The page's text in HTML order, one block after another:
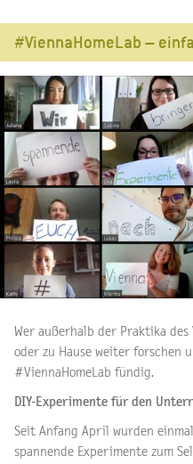
#ViennaHomeLab –
Wer außerhalb der Praktika des
oder zu Hause weiter forschen
#ViennaHomeLab fündig.
DIY-Experimente für den
Seit Anfang April wurden
spannende Experimente zum